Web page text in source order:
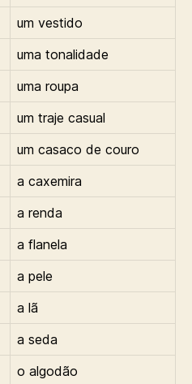
um vestido
uma tonalidade
uma roupa
um traje casual
um casaco de couro
a caxemira
a renda
a flanela
a pele
a lã
a seda
o algodão